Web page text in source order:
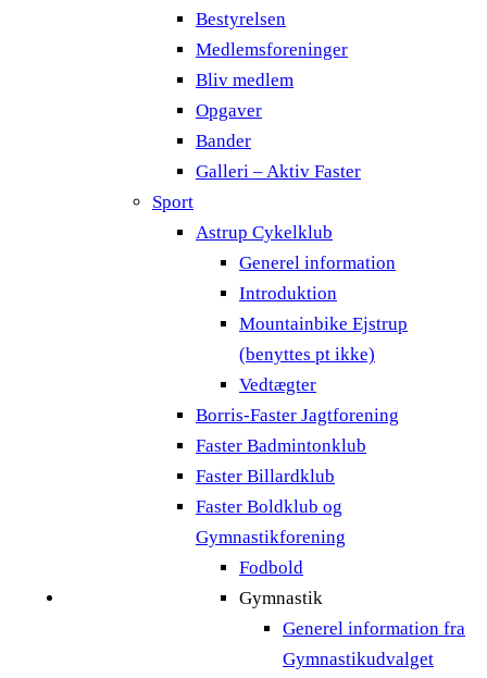
Bestyrelsen
Medlemsforeninger
Bliv medlem
Opgaver
Bander
Galleri – Aktiv Faster
Sport
Astrup Cykelklub
Generel information
Introduktion
Mountainbike Ejstrup
(benyttes pt ikke)
Vedtægter
Borris-Faster Jagtforening
Faster Badmintonklub
Faster Billardklub
Faster Boldklub og
Gymnastikforening
Fodbold
Gymnastik
Generel information fra
Gymnastikudvalget